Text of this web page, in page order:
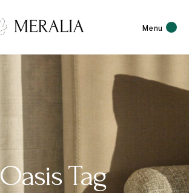
Menu
Oasis Tag